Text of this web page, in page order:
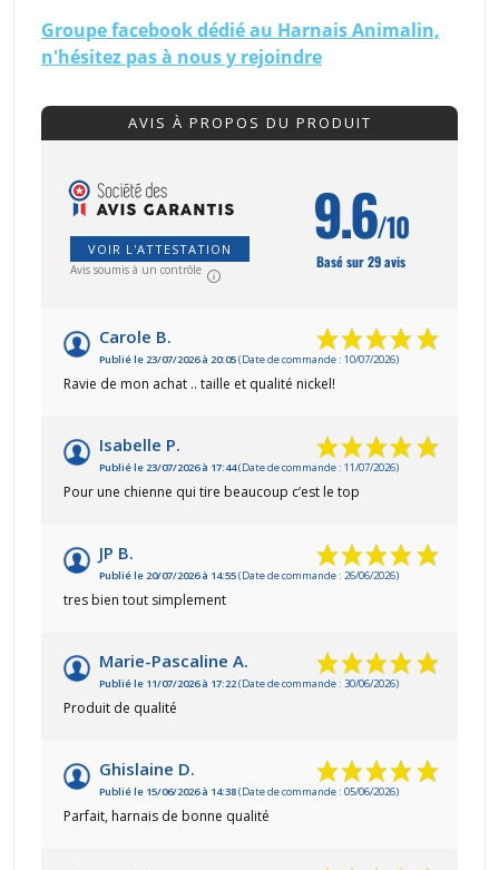
Groupe facebook dédié au Harnais Animalin,
n'hésitez pas à nous y rejoindre
AVIS À PROPOS DU PRODUIT
VOIR L'ATTESTATION
Avis soumis à un contrôle
9.6/10
Basé sur 29 avis
Carole B.
Publié le 23/07/2026 à 20:05(Date de commande : 10/07/2026)
Ravie de mon achat .. taille et qualité nickel!
Isabelle P.
Publié le 23/07/2026 à 17:44(Date de commande : 11/07/2026)
Pour une chienne qui tire beaucoup c’est le top
JP B.
Publié le 20/07/2026 à 14:55(Date de commande : 26/06/2026)
tres bien tout simplement
Marie-Pascaline A.
Publié le 11/07/2026 à 17:22(Date de commande : 30/06/2026)
Produit de qualité
Ghislaine D.
Publié le 15/06/2026 à 14:38(Date de commande : 05/06/2026)
Parfait, harnais de bonne qualité